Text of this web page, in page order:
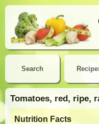
Search
Tomatoes, red, ripe,
Nutrition Facts